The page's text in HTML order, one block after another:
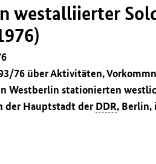
westalliierter
76 über Aktivitäten,
Westberlin stationierten
der Hauptstadt derDDR, Berlin,